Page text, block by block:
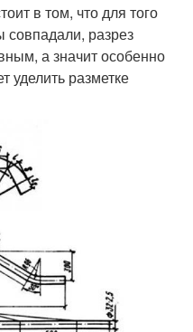
в том, что для того
разрез
а значит особенно
уделить разметке